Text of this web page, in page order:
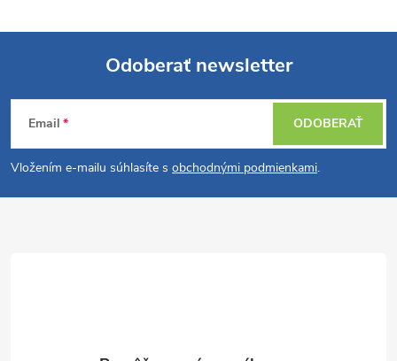
Z
á
p
Odoberať newsletter
Email
Vložením e-mailu súhlasíte s obchodnými podmienkami.
ODOBERAŤ